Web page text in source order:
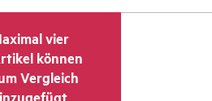
vier
können
Vergleich